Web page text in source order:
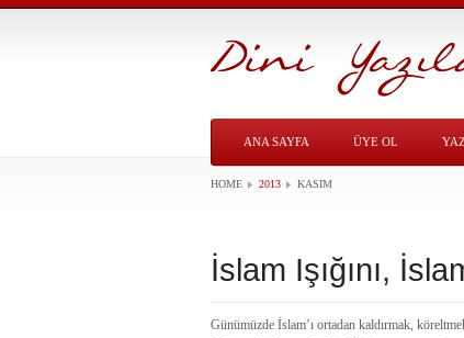
ANA SAYFA ÜYE OL
HOME 2013 KASIM
İslam Işığını,
Günümüzde İslam’ı ortadan kaldırmak,